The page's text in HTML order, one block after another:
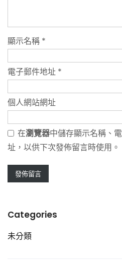
顯示名稱 *
電子郵件地址 *
個人網站網址
在瀏覽器中儲存顯示名稱、
址，以供下次發佈留言時使用。
Categories
未分類